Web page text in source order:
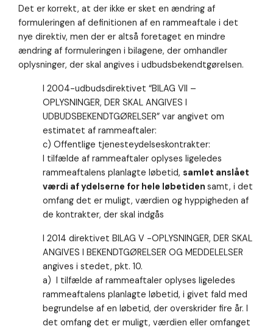
Det er korrekt, at der ikke er sket en ændring af
formuleringen af definitionen af en rammeaftale i det
nye direktiv, men der er altså foretaget en mindre
ændring af formuleringen i bilagene, der omhandler
oplysninger, der skal angives i udbudsbekendtgørelsen.
I 2004-udbudsdirektivet “BILAG VII –
OPLYSNINGER, DER SKAL ANGIVES I
UDBUDSBEKENDTGØRELSER” var angivet om
estimatet af rammeaftaler:
c) Offentlige tjenesteydelseskontrakter:
I tilfælde af rammeaftaler oplyses ligeledes
rammeaftalens planlagte løbetid, samlet anslået
værdi af ydelserne for hele løbetiden samt, i det
omfang det er muligt, værdien og hyppigheden af
de kontrakter, der skal indgås
I 2014 direktivet BILAG V -OPLYSNINGER, DER SKAL
ANGIVES I BEKENDTGØRELSER OG MEDDELELSER
angives i stedet, pkt. 10.
a) I tilfælde af rammeaftaler oplyses ligeledes
rammeaftalens planlagte løbetid, i givet fald med
begrundelse af en løbetid, der overskrider fire år. I
det omfang det er muligt, værdien eller omfanget